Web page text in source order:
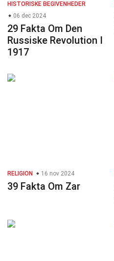
HISTORISKE BEGIVENHEDER
06 dec 2024
29 Fakta Om Den
Russiske Revolution I
1917
RELIGION 16 nov 2024
39 Fakta Om Zar